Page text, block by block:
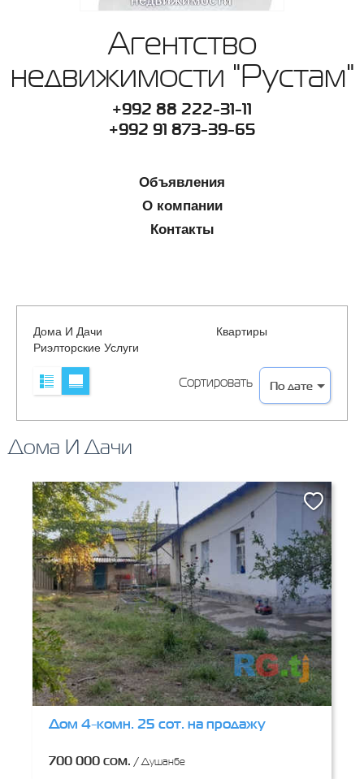
Агентство
недвижимости "Рустам"
+992 88 222-31-11
+992 91 873-39-65
Объявления
О компании
Контакты
Дома И Дачи
Квартиры
Риэлторские Услуги
Сортировать
Дома И Дачи
Дом 4-комн. 25 сот. на продажу
700 000 сом. / Душанбе